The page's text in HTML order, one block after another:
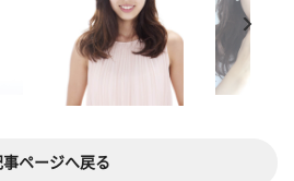
事ページへ戻る